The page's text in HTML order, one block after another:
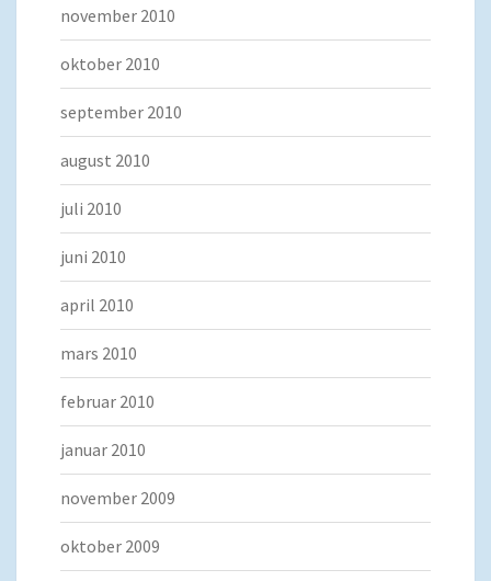
november 2010
oktober 2010
september 2010
august 2010
juli 2010
juni 2010
april 2010
mars 2010
februar 2010
januar 2010
november 2009
oktober 2009